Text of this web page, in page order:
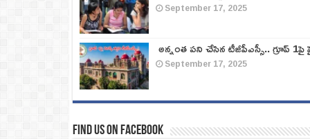
September 17, 2025
అన్నంత పని చేసిన టీజీపీఎస్సీ.. గ్రూప్‌
September 17, 2025
Find us on Facebook